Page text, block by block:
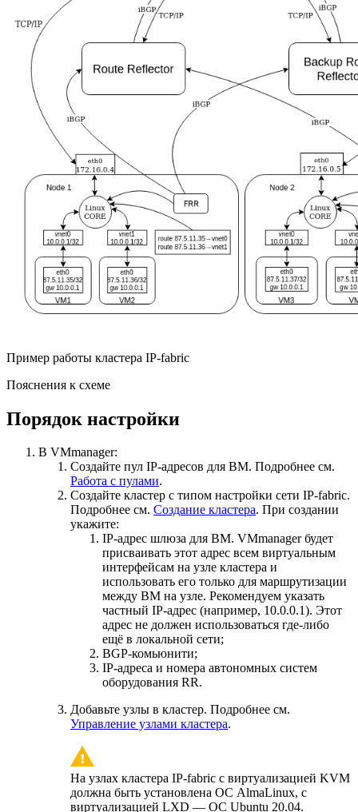
Пример работы кластера IP-fabric
Пояснения к схеме
Порядок настройки
В VMmanager:
Создайте пул IP-адресов для ВМ. Подробнее см.
Работа с пулами.
Создайте кластер с типом настройки сети IP-fabric.
Подробнее см. Создание кластера. При создании
укажите:
IP-адрес шлюза для ВМ. VMmanager будет
присваивать этот адрес всем виртуальным
интерфейсам на узле кластера и
использовать его только для маршрутизации
между ВМ на узле. Рекомендуем указать
частный IP-адрес (например, 10.0.0.1). Этот
адрес не должен использоваться где-либо
ещё в локальной сети;
BGP-комьюнити;
IP-адреса и номера автономных систем
оборудования RR.
Добавьте узлы в кластер. Подробнее см.
Управление узлами кластера.
На узлах кластера IP-fabric с виртуализацией KVM
должна быть установлена ОС AlmaLinux, с
виртуализацией LXD — ОС Ubuntu 20.04.